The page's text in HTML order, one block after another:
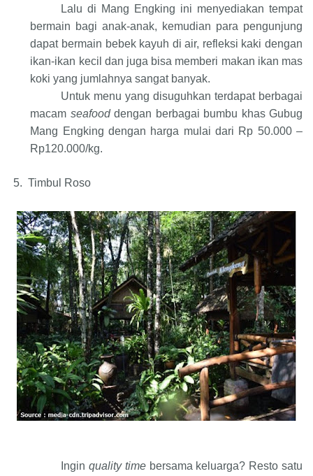
Lalu di Mang Engking ini menyediakan tempat
bermain bagi anak-anak, kemudian para pengunjung
dapat bermain bebek kayuh di air, refleksi kaki dengan
ikan-ikan kecil dan juga bisa memberi makan ikan mas
koki yang jumlahnya sangat banyak.
Untuk menu yang disuguhkan terdapat berbagai
macam seafooddengan berbagai bumbu khas Gubug
Mang Engking dengan harga mulai dari Rp 50.000 –
Rp120.000/kg.
5. Timbul Roso
Ingin quality timebersama keluarga? Resto satu